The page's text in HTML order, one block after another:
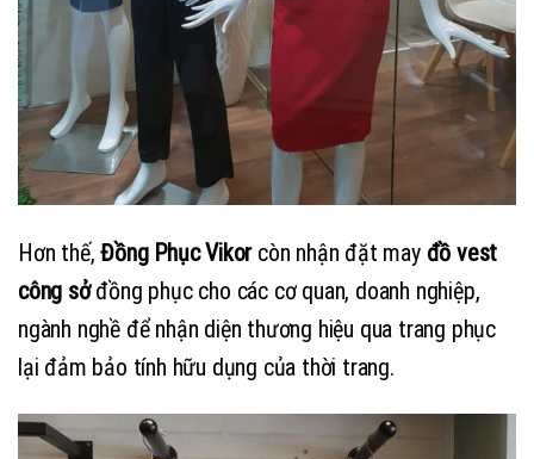
Hơn thế,Đồng Phục Vikorcòn nhận đặt may đồ vest
công sởđồng phục cho các cơ quan, doanh nghiệp,
ngành nghề để nhận diện thương hiệu qua trang phục
lại đảm bảo tính hữu dụng của thời trang.